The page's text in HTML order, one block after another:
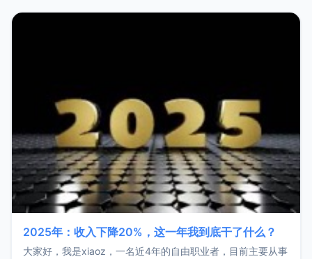
2025年：收入下降20%，这一年我到底干了什么？
大家好，我是xiaoz，一名近4年的自由职业者，目前主要从事